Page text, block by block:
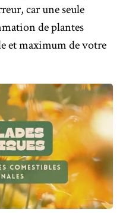
car une seule
de plantes
et maximum de votre